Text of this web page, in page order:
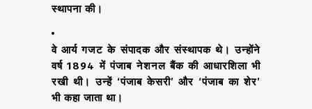
स्थापना की।
वे आर्य गजट के संपादक और संस्थापक थे। उन्होंने
वर्ष 1894 में पंजाब नेशनल बैंक की आधारशिला भी
रखी थी। उन्हें ‘पंजाब केसरी’ और ‘पंजाब का शेर’
भी कहा जाता था।